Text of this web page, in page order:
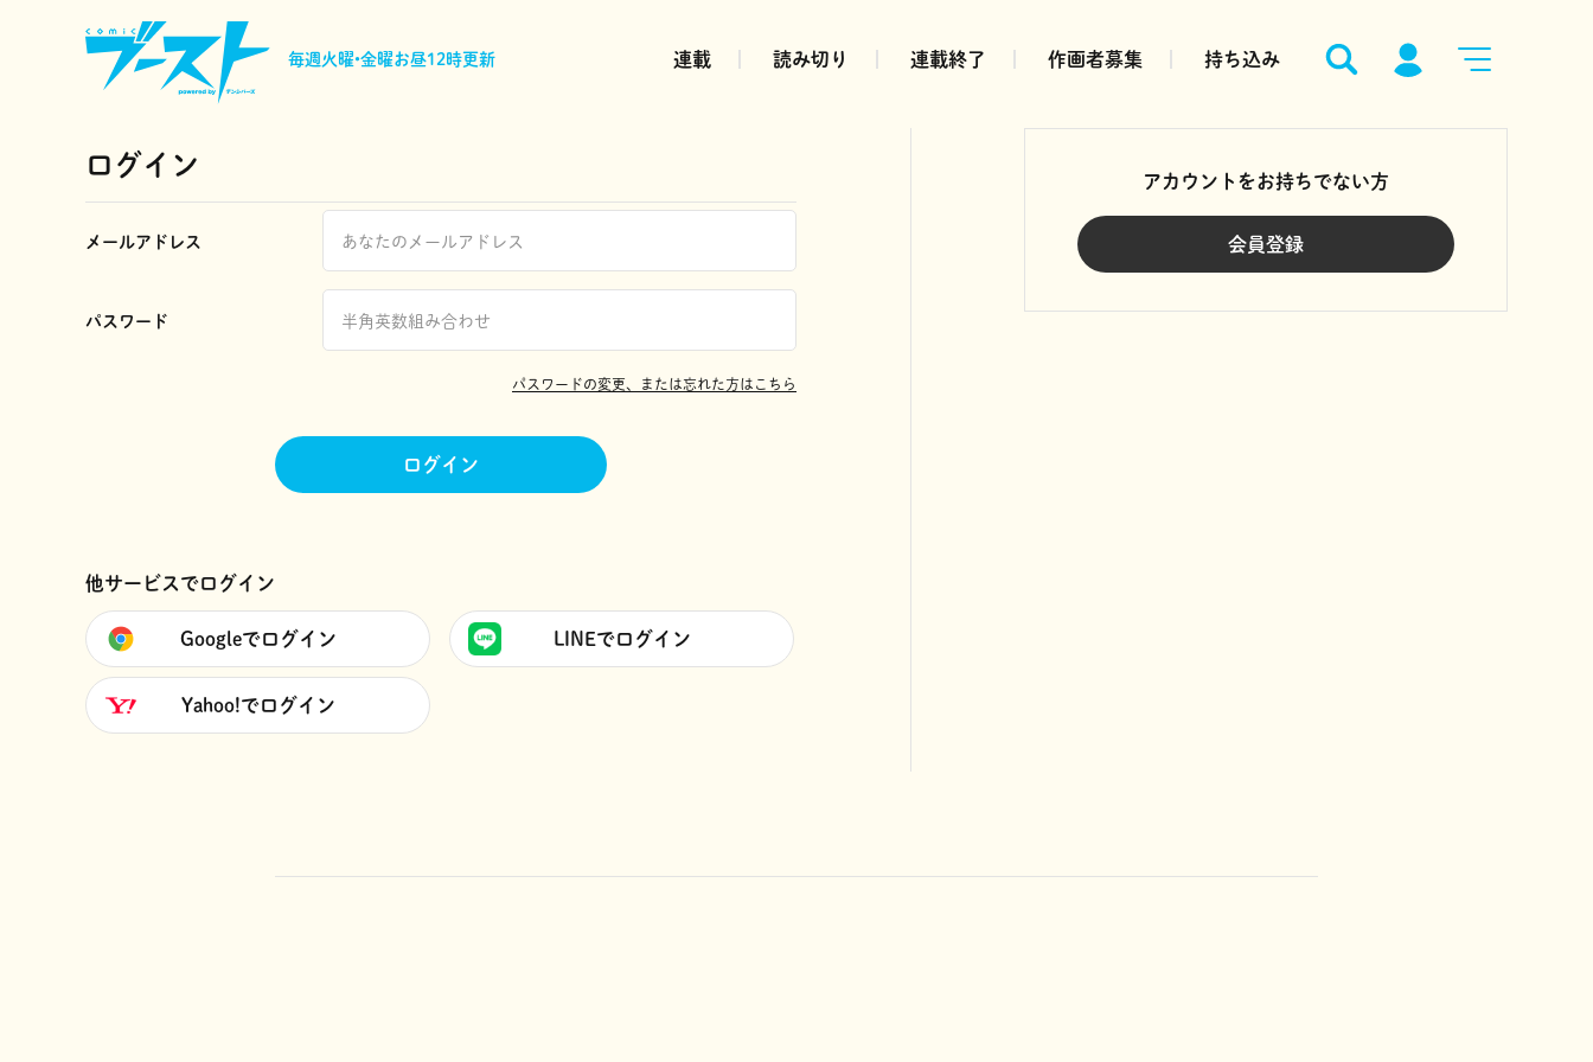
毎週火曜•金曜お昼12時更新 連載 読み切り 連載終了 作画者募集 持ち込み
ログイン
メールアドレス
パスワード
パスワードの変更、または忘れた方はこちら
ログイン
他サービスでログイン
Googleでログイン LINEでログイン
Yahoo!でログイン
アカウントをお持ちでない方
会員登録